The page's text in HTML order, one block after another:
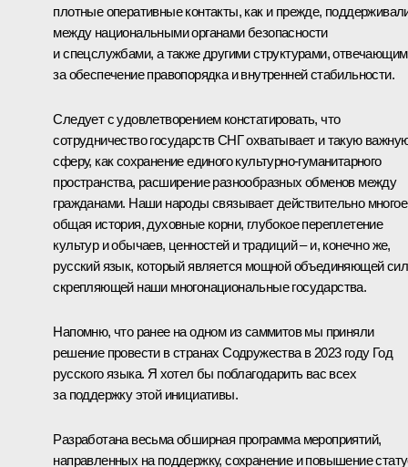
плотные оперативные контакты, как и прежде,
между национальными органами безопасности
и спецслужбами, а также другими структурами,
за обеспечение правопорядка и внутренней стабильности.
Следует с удовлетворением констатировать, что
сотрудничество государств СНГ охватывает и такую
сферу, как сохранение единого культурно-гуманитарного
пространства, расширение разнообразных обменов между
гражданами. Наши народы связывает действительно
общая история, духовные корни, глубокое переплетение
культур и обычаев, ценностей и традиций – и, конечно же,
русский язык, который является мощной объединяющей
скрепляющей наши многонациональные государства.
Напомню, что ранее на одном из саммитов мы приняли
решение провести в странах Содружества в 2023 году Год
русского языка. Я хотел бы поблагодарить вас всех
за поддержку этой инициативы.
Разработана весьма обширная программа мероприятий,
направленных на поддержку, сохранение и повышение